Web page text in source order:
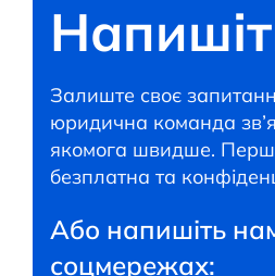
Залиште своє
юридична команда
якомога швидше.
безплатна та
Або напишіть
соцмережах: